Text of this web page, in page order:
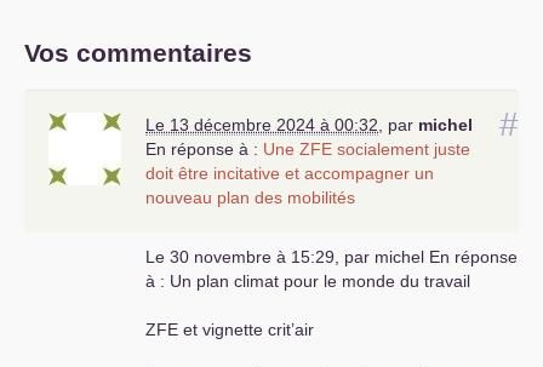
Vos commentaires
#
Le 13 décembre 2024 à 00:32 par michel
En réponse à : Une ZFE socialement juste
doit être incitative et accompagner un
nouveau plan des mobilités
Le 30 novembre à 15:29, par michel En réponse
à : Un plan climat pour le monde du travail
ZFE et vignette crit’air